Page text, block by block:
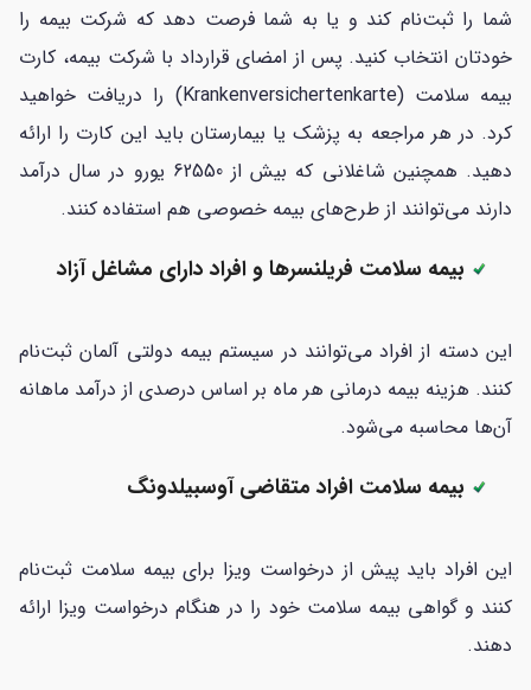
شما را ثبت‌نام کند و یا به شما فرصت دهد که شرکت بیمه را
خودتان انتخاب کنید. پس از امضای قرارداد با شرکت بیمه، کارت
بیمه سلامت (Krankenversichertenkarte) را دریافت خواهید
کرد. در هر مراجعه به پزشک یا بیمارستان باید این کارت را ارائه
دهید. همچنین شاغلانی که بیش از 62550 یورو در سال درآمد
دارند می‌توانند از طرح‌های بیمه خصوصی هم استفاده کنند.
بیمه سلامت فریلنسرها و افراد دارای مشاغل آزاد
این دسته از افراد می‌توانند در سیستم بیمه دولتی آلمان ثبت‌نام
کنند. هزینه بیمه درمانی هر ماه بر اساس درصدی از درآمد ماهانه
آن‌ها محاسبه می‌شود.
بیمه سلامت افراد متقاضی آوسبیلدونگ
این افراد باید پیش از درخواست ویزا برای بیمه سلامت ثبت‌نام
کنند و گواهی بیمه سلامت خود را در هنگام درخواست ویزا ارائه
دهند.